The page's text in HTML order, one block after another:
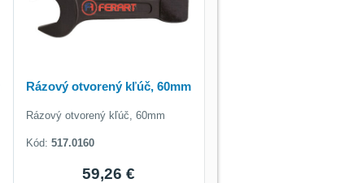
Rázový otvorený kľúč, 60mm
Rázový otvorený kľúč, 60mm
Kód: 517.0160
59,26 €